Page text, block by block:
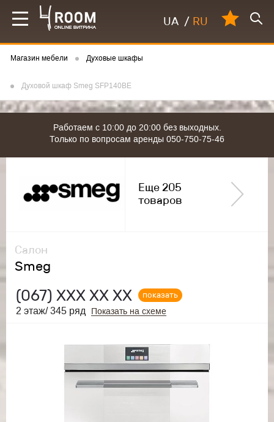
UA / RU
Магазин мебели Духовые шкафы
Духовой шкаф Smeg SFP140BE
Работаем с 10:00 до 20:00 без выходных.
Только по вопросам аренды 050-750-75-46
Салон
Smeg
(067) ХХХ ХХ ХХ
показать
2 этаж/ 345 ряд
Показать на схеме
Еще 205
товаров